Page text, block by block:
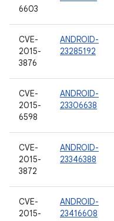
6603
CVE-
2015-
3876
ANDROID-
23285192
CVE-
2015-
6598
ANDROID-
23306638
CVE-
2015-
3872
ANDROID-
23346388
CVE-
2015-
ANDROID-
23416608